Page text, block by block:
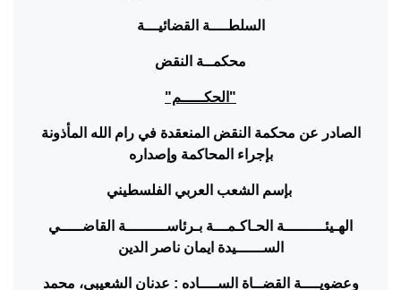
السلطــــة القضائيـــة
محكمــة النقض
"الحكـــــم"
الصادر عن محكمة النقض المنعقدة في رام الله المأذونة
بإجراء المحاكمة وإصداره
بإسم الشعب العربي الفلسطيني
الهـيئـــــــــة الحـاكـمـــة بـرئاســـــــــة القاضـــــي
الســــــيدة ايمان ناصر الدين
وعضويــــة القضــاة الســــاده : عدنان الشعيبي، محمد